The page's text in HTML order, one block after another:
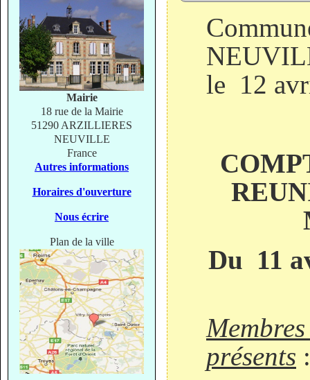
Mairie
18 rue de la Mairie
51290 ARZILLIERES
NEUVILLE
France
Autres informations
Horaires d'ouverture
Nous écrire
Plan de la ville
le 12
Du 11
présents :